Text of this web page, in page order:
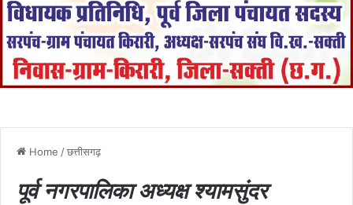
Home /छत्तीसगढ़
पूर्व नगरपालिका अध्यक्ष श्यामसुंदर